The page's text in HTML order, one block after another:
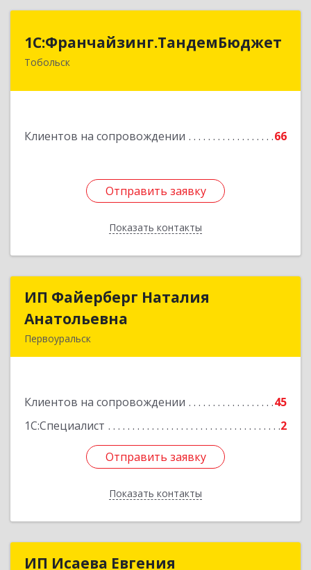
1С:Франчайзинг.ТандемБюджет
Тобольск
Клиентов на сопровождении 66
Отправить заявку
Показать контакты
1С:Франчайзинг.ТандемБюджет
Отправить заявку
Назад
ИП Файерберг Наталия
Анатольевна
Первоуральск
Клиентов на сопровождении
45
1С:Специалист
2
Отправить заявку
Показать контакты
ИП Файерберг Наталия
Подробнее
Отправить заявку
Назад
ИП Исаева ЕвгенияИП Исаева Евгения